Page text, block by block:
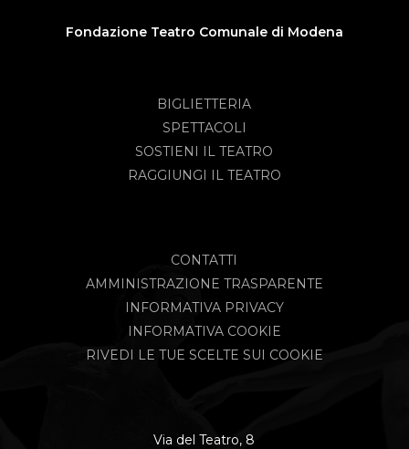
Fondazione Teatro Comunale di Modena
BIGLIETTERIA
SPETTACOLI
SOSTIENI IL TEATRO
RAGGIUNGI IL TEATRO
CONTATTI
AMMINISTRAZIONE TRASPARENTE
INFORMATIVA PRIVACY
INFORMATIVA COOKIE
RIVEDI LE TUE SCELTE SUI COOKIE
Via del Teatro, 8